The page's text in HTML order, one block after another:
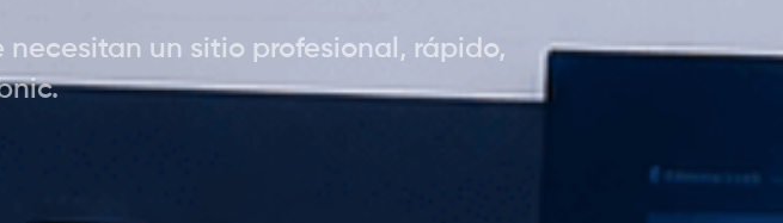
un sitio profesional, rápido,